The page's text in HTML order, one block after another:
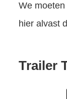
We
hier alvast
Trailer